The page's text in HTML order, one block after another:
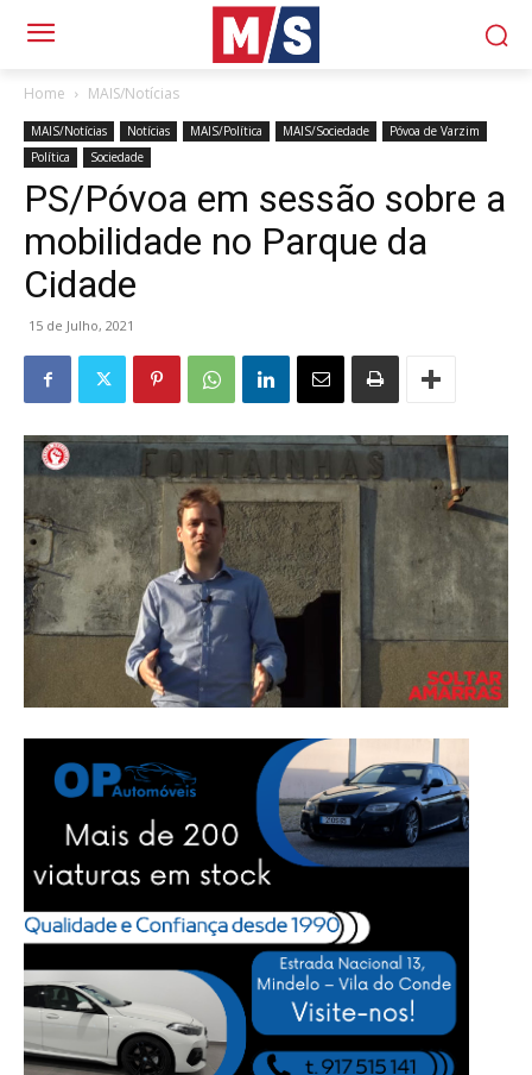
Home MAIS/Notícias
MAIS/Notícias Notícias MAIS/Política MAIS/Sociedade
Póvoa de Varzim
Política
Sociedade
PS/Póvoa em sessão sobre a
mobilidade no Parque da
Cidade
15 de Julho, 2021